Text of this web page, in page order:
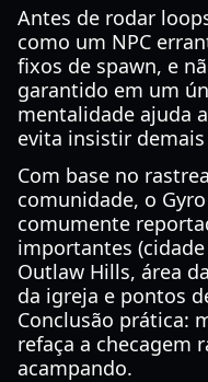
Antes de rodar
como um NPC
fixos de spawn, e
garantido em um
mentalidade ajuda
evita insistir
Com base no
comunidade, o
comumente
importantes
Outlaw Hills, área
da igreja e pontos
Conclusão prática:
refaça a checagem
acampando.